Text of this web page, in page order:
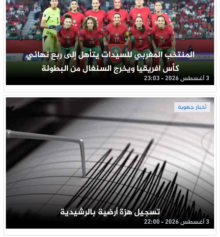
المنتخب المغربي للسيدات يتأهل إلى ربع نهائي
كأس افريقيا ويخرج السنغال من البطولة
3 أغسطس 2026 - 23:03
أخبار جهوية
تسجيل هزة أرضية بالرشيدية
3 أغسطس 2026 - 22:00